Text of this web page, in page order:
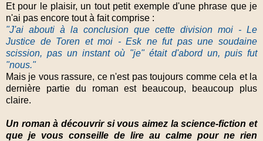
Et pour le plaisir, un tout petit exemple d'une phrase que je
n'ai pas encore tout à fait comprise :
"J'ai abouti à la conclusion que cette division moi - Le
Justice de Toren et moi - Esk ne fut pas une soudaine
scission, pas un instant où "je" était d'abord un, puis fut
"nous."
Mais je vous rassure, ce n'est pas toujours comme cela et la
dernière partie du roman est beaucoup, beaucoup plus
claire.
Un roman à découvrir si vous aimez la science-fiction et
que je vous conseille de lire au calme pour ne rien